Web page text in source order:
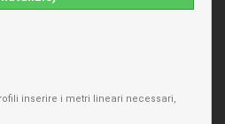
inserire i metri lineari necessari,